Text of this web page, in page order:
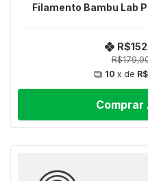
Filamento Bambu Lab
10 x de
Comprar